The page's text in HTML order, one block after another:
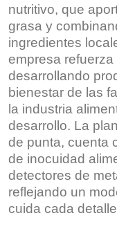
nutritivo, que
grasa y
ingredientes
empresa
desarrollando
bienestar de las
la industria
desarrollo. La
de punta, cuenta
de inocuidad
detectores de
reflejando un
cuida cada